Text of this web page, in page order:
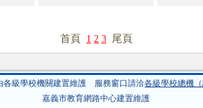
首頁 1 2 3 尾頁
各級學校機關建置維護 服務窗口請洽各級學校總機
嘉義市教育網路中心建置維護